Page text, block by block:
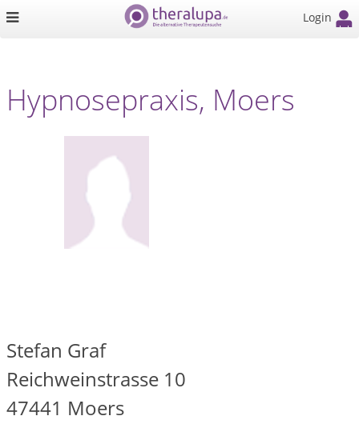
Login
Hypnosepraxis, Moers
Stefan Graf
Reichweinstrasse 10
47441 Moers